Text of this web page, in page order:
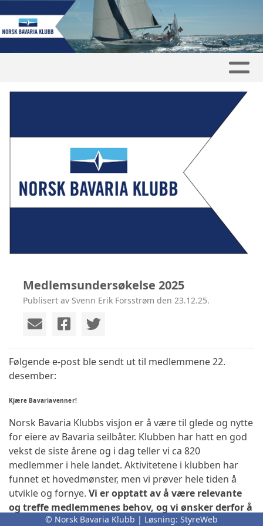
Medlemsundersøkelse 2025
Publisert av Svenn Erik Forsstrøm den 23.12.25.
Følgende e-post ble sendt ut til medlemmene 22.
desember:
Kjære Bavariavenner!
Norsk Bavaria Klubbs visjon er å være til glede og nytte
for eiere av Bavaria seilbåter. Klubben har hatt en god
vekst de siste årene og i dag teller vi ca 820
medlemmer i hele landet. Aktivitetene i klubben har
funnet et hovedmønster, men vi prøver hele tiden å
utvikle og fornye. Vi er opptatt av å være relevante
og treffe medlemmenes behov, og vi ønsker derfor å
gjennomføre en ny medlemsundersøkelse.
© Norsk Bavaria Klubb | Løsning: StyreWeb